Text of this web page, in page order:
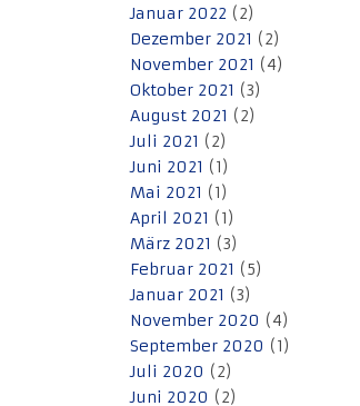
Januar 2022 (2)
Dezember 2021 (2)
November 2021 (4)
Oktober 2021 (3)
August 2021 (2)
Juli 2021 (2)
Juni 2021 (1)
Mai 2021 (1)
April 2021 (1)
März 2021 (3)
Februar 2021 (5)
Januar 2021 (3)
November 2020 (4)
September 2020 (1)
Juli 2020 (2)
Juni 2020 (2)